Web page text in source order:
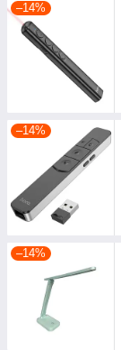
–14%
–14%
–14%